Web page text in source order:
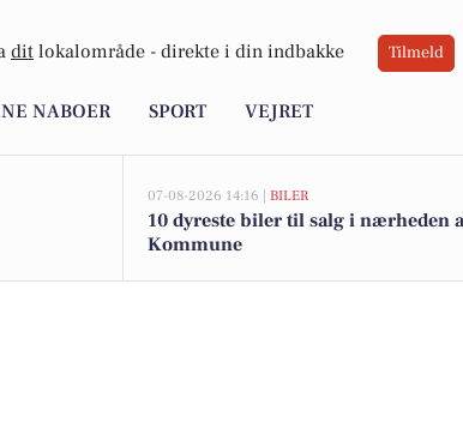
dit lokalområde - direkte i din indbakke Tilmeld
NABOER SPORT VEJRET
07-08-2026 14:16 | BILER
10 dyreste biler til salg i nærheden
Kommune